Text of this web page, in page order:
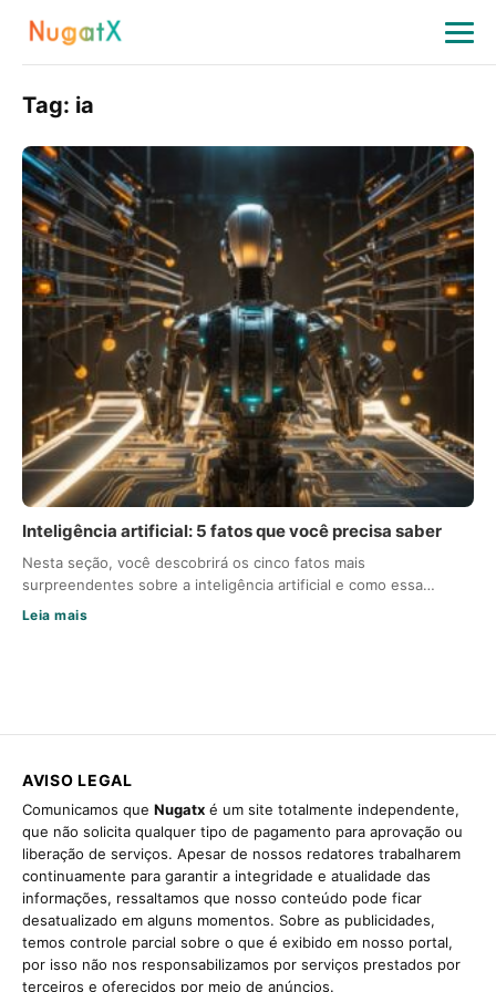
Tag: ia
Inteligência artificial: 5 fatos que você precisa saber
Nesta seção, você descobrirá os cinco fatos mais
surpreendentes sobre a inteligência artificial e como essa…
Leia mais
AVISO LEGAL
Comunicamos que Nugatx é um site totalmente independente,
que não solicita qualquer tipo de pagamento para aprovação ou
liberação de serviços. Apesar de nossos redatores trabalharem
continuamente para garantir a integridade e atualidade das
informações, ressaltamos que nosso conteúdo pode ficar
desatualizado em alguns momentos. Sobre as publicidades,
temos controle parcial sobre o que é exibido em nosso portal,
por isso não nos responsabilizamos por serviços prestados por
terceiros e oferecidos por meio de anúncios.